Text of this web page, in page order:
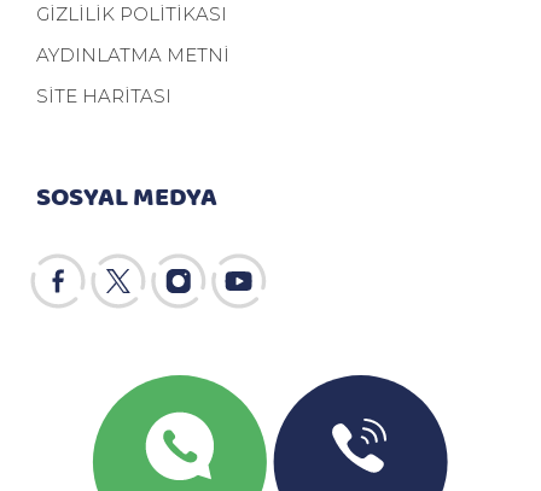
SOSYAL MEDYA
GİZLİLİK POLİTİKASI
AYDINLATMA METNİ
SİTE HARİTASI